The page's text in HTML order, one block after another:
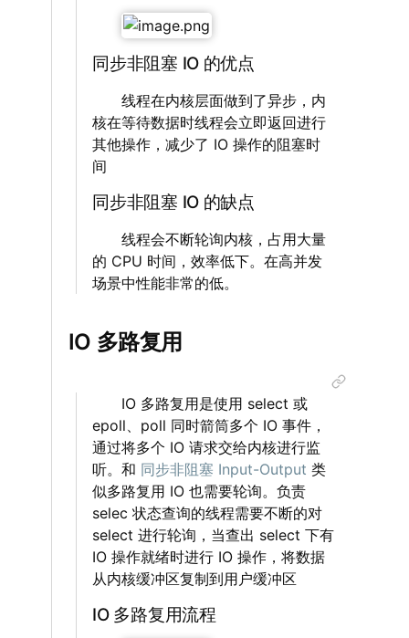
同步非阻塞 IO 的优点
‌‌‌‌ 线程在内核层面做到了异步，内
核在等待数据时线程会立即返回进行
其他操作，减少了 IO 操作的阻塞时
间
同步非阻塞 IO 的缺点
‌‌‌‌ 线程会不断轮询内核，占用大量
的 CPU 时间，效率低下。在高并发
场景中性能非常的低。
IO 多路复用
‌‌‌‌ IO 多路复用是使用 select 或
epoll、poll 同时箭筒多个 IO 事件，
通过将多个 IO 请求交给内核进行监
听。和 同步非阻塞 Input-Output 类
似多路复用 IO 也需要轮询。负责
selec 状态查询的线程需要不断的对
select 进行轮询，当查出 select 下有
IO 操作就绪时进行 IO 操作，将数据
从内核缓冲区复制到用户缓冲区
IO 多路复用流程